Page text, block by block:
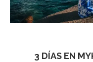
3 DÍAS EN